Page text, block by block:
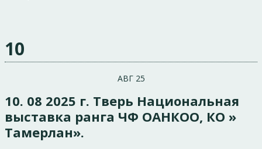
10
АВГ 25
10. 08 2025 г. Тверь Национальная
выставка ранга ЧФ ОАНКОО, КО »
Тамерлан».